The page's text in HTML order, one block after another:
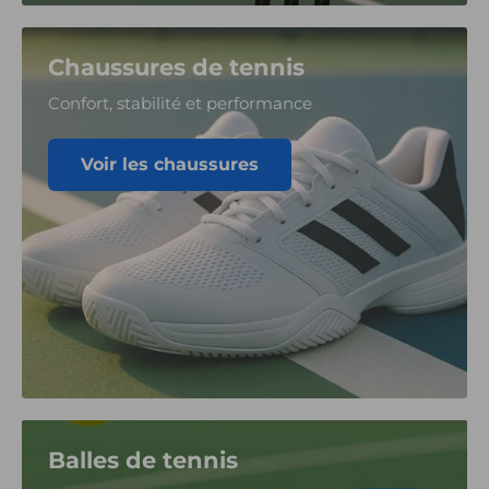
Chaussures de tennis
Confort, stabilité et performance
Voir les chaussures
Balles de tennis